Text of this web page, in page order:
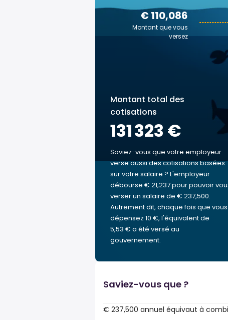
€ 110,086
Montant que vous
versez
Montant total des
cotisations
131 323 €
Saviez-vous que votre employeur
verse aussi des cotisations basées
sur votre salaire ? L'employeur
débourse € 21,237 pour pouvoir
verser un salaire de € 237,500.
Autrement dit, chaque fois que vous
dépensez 10 €, l'équivalent de
5,53 € a été versé au
gouvernement.
Saviez-vous que ?
€ 237,500 annuel équivaut à